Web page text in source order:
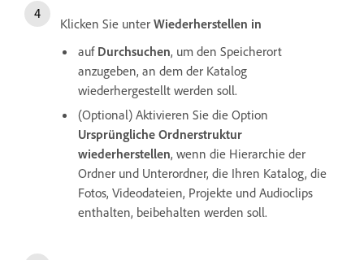
Klicken Sie unter Wiederherstellen in
auf Durchsuchen, um den Speicherort
anzugeben, an dem der Katalog
wiederhergestellt werden soll.
(Optional) Aktivieren Sie die Option
Ursprüngliche Ordnerstruktur
wiederherstellen, wenn die Hierarchie der
Ordner und Unterordner, die Ihren Katalog, die
Fotos, Videodateien, Projekte und Audioclips
enthalten, beibehalten werden soll.